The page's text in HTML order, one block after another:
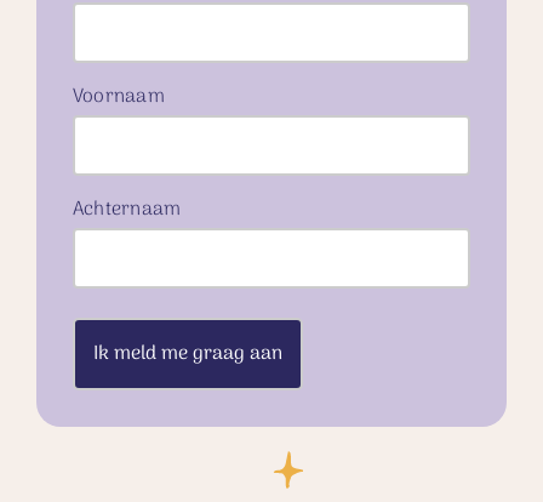
Voornaam
Achternaam